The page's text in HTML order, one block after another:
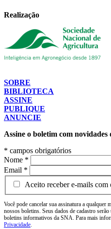
Realização
SOBRE
BIBLIOTECA
ASSINE
PUBLIQUE
ANUNCIE
Assine o boletim com
* campos obrigatórios
Nome *
Email *
Aceito receber e-mails
Você pode cancelar sua assinatura a
nossos boletins. Seus dados de cadastro
boletins informativos da SNA. Para mais
Privacidade.